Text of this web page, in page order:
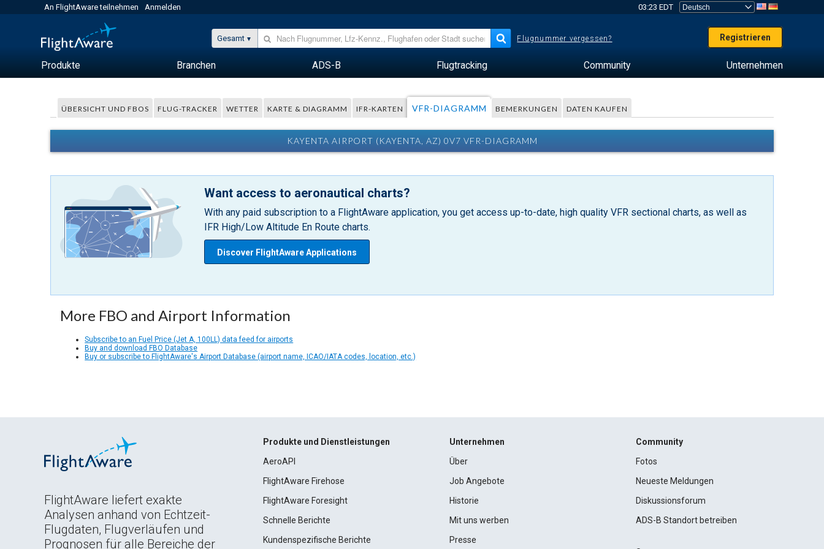
An FlightAware teilnehmen Anmelden 03:23 EDT
Gesamt Flugnummer vergessen? Registrieren
Produkte Branchen ADS-B Flugtracking Community Unternehmen
ÜBERSICHT UND FBOS FLUG-TRACKER WETTER KARTE & DIAGRAMM IFR-KARTEN VFR-DIAGRAMM BEMERKUNGEN DATEN KAUFEN
KAYENTA AIRPORT (KAYENTA, AZ) 0V7 VFR-DIAGRAMM
Want access to aeronautical charts?
With any paid subscription to a FlightAware application, you get access up-to-date, high quality VFR sectional charts, as well as
IFR High/Low Altitude En Route charts.
Discover FlightAware Applications
More FBO and Airport Information
Subscribe to an Fuel Price (Jet A, 100LL) data feed for airports
Buy and download FBO Database
Buy or subscribe to FlightAware's Airport Database (airport name, ICAO/IATA codes, location, etc.)
FlightAware liefert exakte
Analysen anhand von Echtzeit-
Flugdaten, Flugverläufen und
Prognosen für alle Bereiche der
Produkte und Dienstleistungen
AeroAPI
FlightAware Firehose
FlightAware Foresight
Schnelle Berichte
Kundenspezifische Berichte
Unternehmen
Über
Job Angebote
Historie
Mit uns werben
Presse
Community
Fotos
Neueste Meldungen
Diskussionsforum
ADS-B Standort betreiben